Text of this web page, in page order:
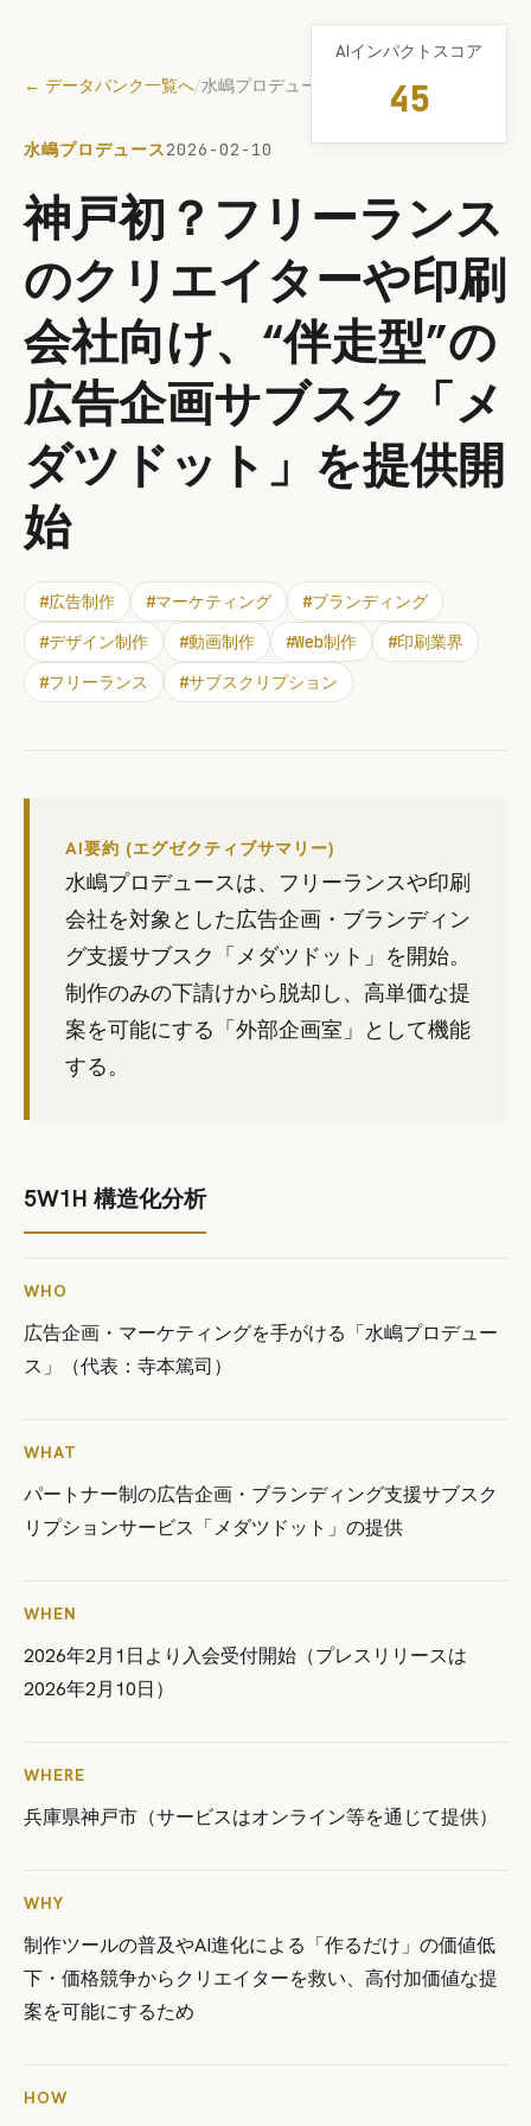
← データバンク一覧へ/水嶋プロデュース
水嶋プロデュース2026-02-10
神戸初？フリーランス
のクリエイターや印刷
会社向け、“伴走型”の
広告企画サブスク「メ
ダツドット」を提供開
始
#広告制作 #マーケティング #ブランディング
#デザイン制作 #動画制作 #Web制作 #印刷業界
#フリーランス #サブスクリプション
AIインパクトスコア
45
AI要約 (エグゼクティブサマリー)
水嶋プロデュースは、フリーランスや印刷
会社を対象とした広告企画・ブランディン
グ支援サブスク「メダツドット」を開始。
制作のみの下請けから脱却し、高単価な提
案を可能にする「外部企画室」として機能
する。
5W1H 構造化分析
WHO
広告企画・マーケティングを手がける「水嶋プロデュー
ス」（代表：寺本篤司）
WHAT
パートナー制の広告企画・ブランディング支援サブスク
リプションサービス「メダツドット」の提供
WHEN
2026年2月1日より入会受付開始（プレスリリースは
2026年2月10日）
WHERE
兵庫県神戸市（サービスはオンライン等を通じて提供）
WHY
制作ツールの普及やAI進化による「作るだけ」の価値低
下・価格競争からクリエイターを救い、高付加価値な提
案を可能にするため
HOW